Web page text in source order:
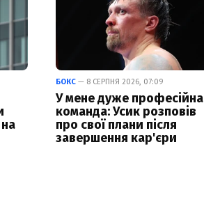
БОКС — 8 СЕРПНЯ 2026, 07:09
У мене дуже професійна
команда: Усик розповів
про свої плани після
завершення кар'єри